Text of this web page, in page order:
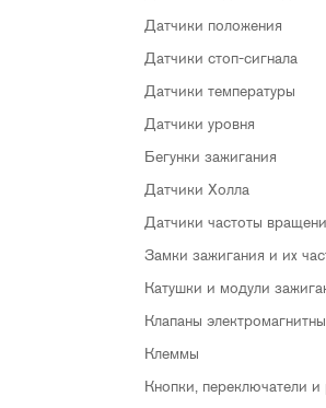
Датчики положения
Датчики стоп-сигнала
Датчики температуры
Датчики уровня
Бегунки зажигания
Датчики Холла
Датчики частоты
Замки зажигания и их
Катушки и модули
Клапаны
Клеммы
Кнопки, переключатели и